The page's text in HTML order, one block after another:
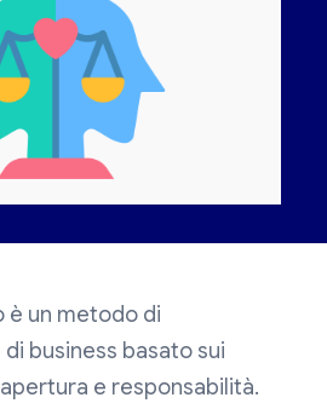
è un metodo di
business basato sui
e responsabilità.